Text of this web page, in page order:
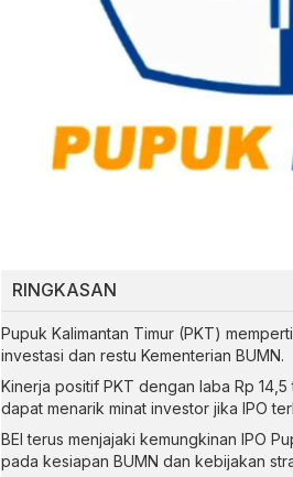
RINGKASAN
Pupuk Kalimantan Timur (PKT)
investasi dan restu Kementerian BUMN.
Kinerja positif PKT dengan laba Rp
dapat menarik minat investor jika IPO
BEI terus menjajaki kemungkinan IPO
pada kesiapan BUMN dan kebijakan